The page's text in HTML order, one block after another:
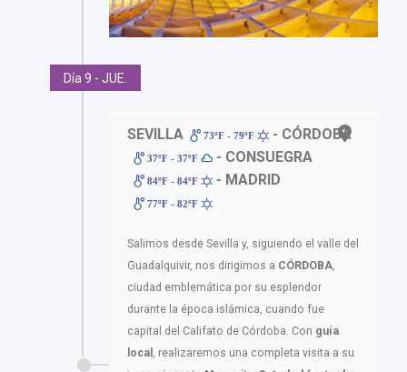
Día 9 - JUE.
SEVILLA 73ºF - 79ºF - CÓRDOBA
37ºF - 37ºF - CONSUEGRA
84ºF - 84ºF - MADRID
77ºF - 82ºF
Salimos desde Sevilla y, siguiendo el valle del
Guadalquivir, nos dirigimos a CÓRDOBA,
ciudad emblemática por su esplendor
durante la época islámica, cuando fue
capital del Califato de Córdoba. Con guía
local , realizaremos una completa visita a su